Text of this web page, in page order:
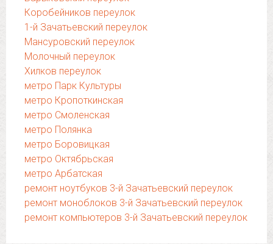
Коробейников переулок
1-й Зачатьевский переулок
Мансуровский переулок
Молочный переулок
Хилков переулок
метро Парк Культуры
метро Кропоткинская
метро Смоленская
метро Полянка
метро Боровицкая
метро Октябрьская
метро Арбатская
ремонт ноутбуков 3-й Зачатьевский переулок
ремонт моноблоков 3-й Зачатьевский переулок
ремонт компьютеров 3-й Зачатьевский переулок